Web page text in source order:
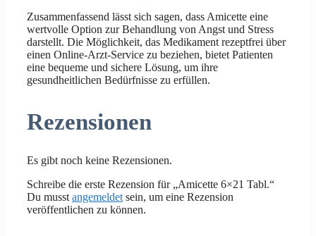
Zusammenfassend lässt sich sagen, dass Amicette eine
wertvolle Option zur Behandlung von Angst und Stress
darstellt. Die Möglichkeit, das Medikament rezeptfrei über
einen Online-Arzt-Service zu beziehen, bietet Patienten
eine bequeme und sichere Lösung, um ihre
gesundheitlichen Bedürfnisse zu erfüllen.
Rezensionen
Es gibt noch keine Rezensionen.
Schreibe die erste Rezension für „Amicette 6×21 Tabl.“
Du musstangemeldetsein, um eine Rezension
veröffentlichen zu können.